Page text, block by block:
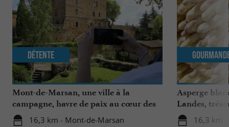
Mont-de-Marsan, une ville à la
campagne, havre de paix au cœur des
Landes
16,3 km - Mont-de-Marsan
Détente
Asperge
Landes,
région
16,3 km